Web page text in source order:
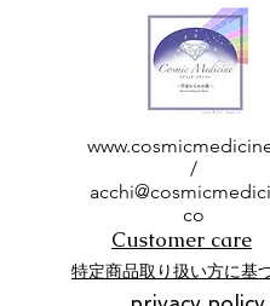
/
co
Customer care
特定商品取り扱い方に基